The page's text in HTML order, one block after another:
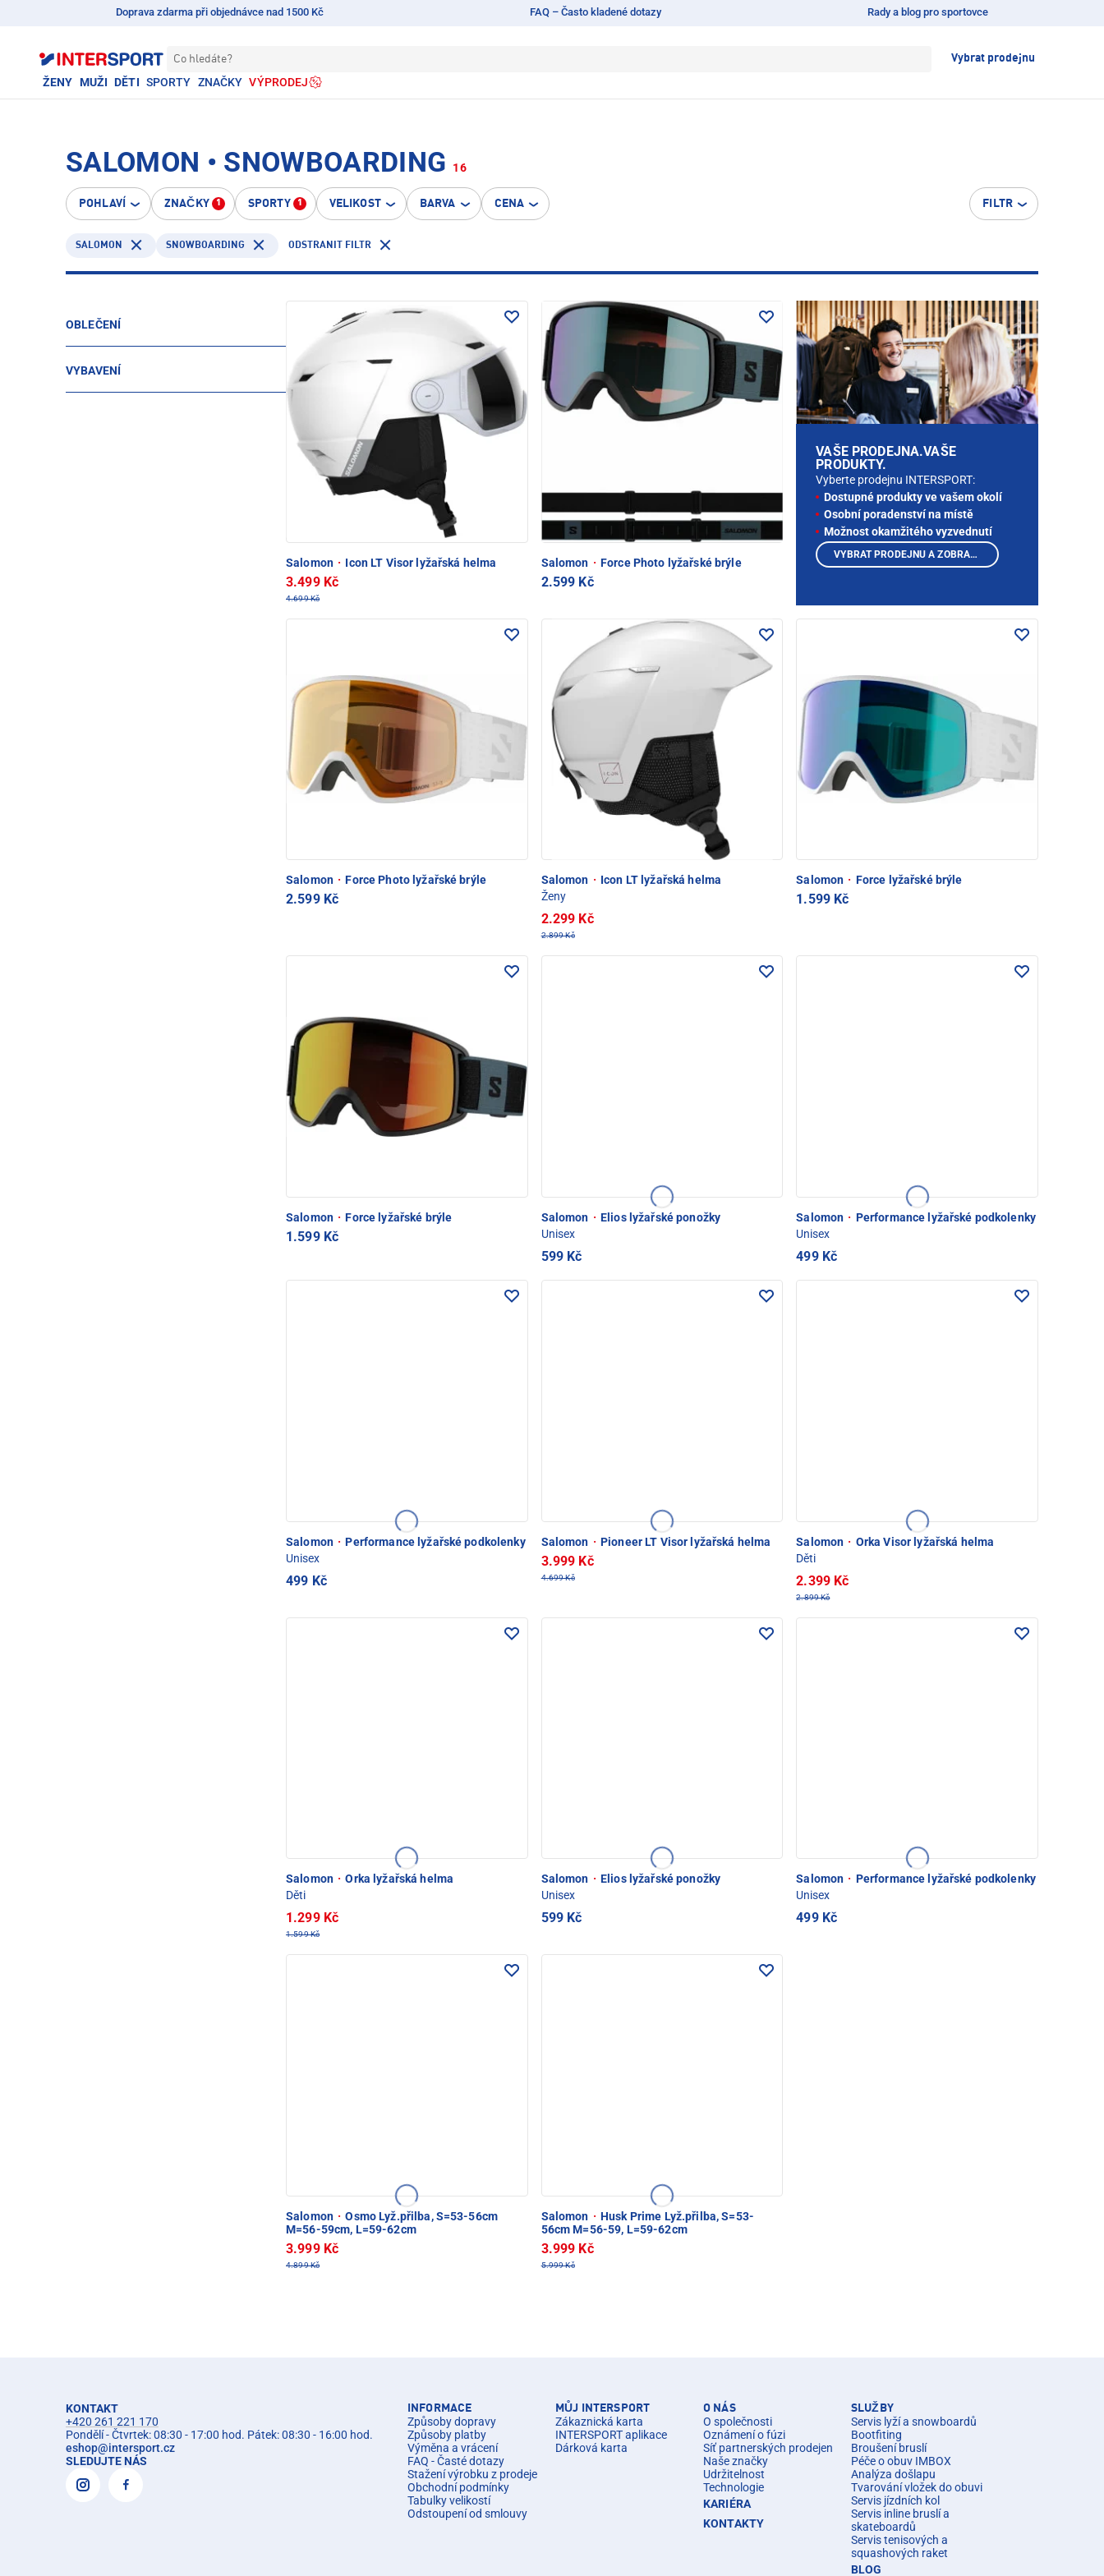
Doprava zdarma při objednávce nad 1500 Kč FAQ – Často kladené dotazy Rady a blog pro sportovce
Co hledáte? Vybrat prodejnu
ŽENY MUŽI DĚTI SPORTY ZNAČKY VÝPRODEJ
SALOMON • SNOWBOARDING 16
POHLAVÍ ZNAČKY 1 SPORTY 1 VELIKOST BARVA CENA FILTR
SALOMON SNOWBOARDING ODSTRANIT FILTR
OBLEČENÍ
VYBAVENÍ
Salomon · Icon LT Visor lyžařská helma
3.499 Kč
4.699 Kč
Salomon · Force Photo lyžařské brýle
2.599 Kč
Salomon · Force Photo lyžařské brýle
2.599 Kč
Salomon · Icon LT lyžařská helma
Ženy
2.299 Kč
2.899 Kč
Salomon · Force lyžařské brýle
1.599 Kč
Salomon · Force lyžařské brýle
1.599 Kč
Salomon · Elios lyžařské ponožky
Unisex
599 Kč
Salomon · Performance lyžařské podkolenky
Unisex
499 Kč
Salomon · Performance lyžařské podkolenky
Unisex
499 Kč
Salomon · Pioneer LT Visor lyžařská helma
3.999 Kč
4.699 Kč
Salomon · Orka Visor lyžařská helma
Děti
2.399 Kč
2.899 Kč
Salomon · Orka lyžařská helma
Děti
1.299 Kč
1.599 Kč
Salomon · Elios lyžařské ponožky
Unisex
599 Kč
Salomon · Performance lyžařské podkolenky
Unisex
499 Kč
Salomon · Osmo Lyž.přilba, S=53-56cm
M=56-59cm, L=59-62cm
3.999 Kč
4.899 Kč
Salomon · Husk Prime Lyž.přilba, S=53-
56cm M=56-59, L=59-62cm
3.999 Kč
5.999 Kč
VAŠE PRODEJNA.VAŠE
PRODUKTY.
Vyberte prodejnu INTERSPORT:
Dostupné produkty ve vašem okolí
Osobní poradenství na místě
Možnost okamžitého vyzvednutí
VYBRAT PRODEJNU A ZOBRAZIT PRODUKTY
KONTAKT
+420 261 221 170
Pondělí - Čtvrtek: 08:30 - 17:00 hod. Pátek: 08:30 - 16:00 hod.
eshop@intersport.cz
SLEDUJTE NÁS
INFORMACE
Způsoby dopravy
Způsoby platby
Výměna a vrácení
FAQ - Časté dotazy
Stažení výrobku z prodeje
Obchodní podmínky
Tabulky velikostí
Odstoupení od smlouvy
MŮJ INTERSPORT
Zákaznická karta
INTERSPORT aplikace
Dárková karta
O NÁS
O společnosti
Oznámení o fúzi
Síť partnerských prodejen
Naše značky
Udržitelnost
Technologie
KARIÉRA
KONTAKTY
SLUŽBY
Servis lyží a snowboardů
Bootfiting
Broušení bruslí
Péče o obuv IMBOX
Analýza došlapu
Tvarování vložek do obuvi
Servis jízdních kol
Servis inline bruslí a
skateboardů
Servis tenisových a
squashových raket
BLOG